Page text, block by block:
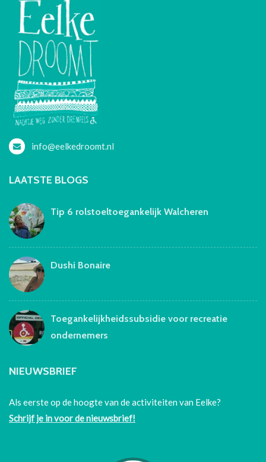
info@eelkedroomt.nl
LAATSTE BLOGS
Tip 6 rolstoeltoegankelijk Walcheren
Dushi Bonaire
Toegankelijkheidssubsidie voor recreatie
ondernemers
NIEUWSBRIEF
Als eerste op de hoogte van de activiteiten van Eelke?
Schrijf je in voor de nieuwsbrief!